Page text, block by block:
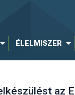
ÉLELMISZER
az